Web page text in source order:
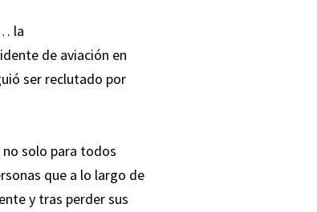
la
de aviación en
ser reclutado por
solo para todos
que a lo largo de
y tras perder sus